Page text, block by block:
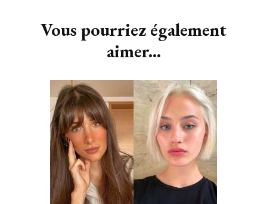
Vous pourriez également
aimer...